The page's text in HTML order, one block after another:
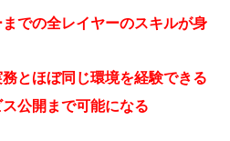
での全レイヤーのスキルが身
とほぼ同じ環境を経験できる
公開まで可能になる